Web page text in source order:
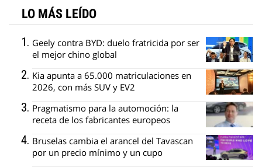
LO MÁS LEÍDO
Geely contra BYD: duelo fratricida por ser
el mejor chino global
Kia apunta a 65.000 matriculaciones en
2026, con más SUV y EV2
Pragmatismo para la automoción: la
receta de los fabricantes europeos
Bruselas cambia el arancel del Tavascan
por un precio mínimo y un cupo